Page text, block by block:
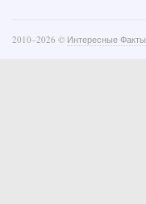
2010–2026 © Интересные Факты